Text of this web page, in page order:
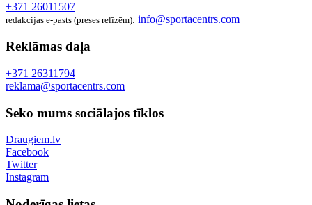
+371 26011507
redakcijas e-pasts (preses relīzēm): info@sportacentrs.com
Reklāmas daļa
+371 26311794
reklama@sportacentrs.com
Seko mums sociālajos tīklos
Draugiem.lv
Facebook
Twitter
Instagram